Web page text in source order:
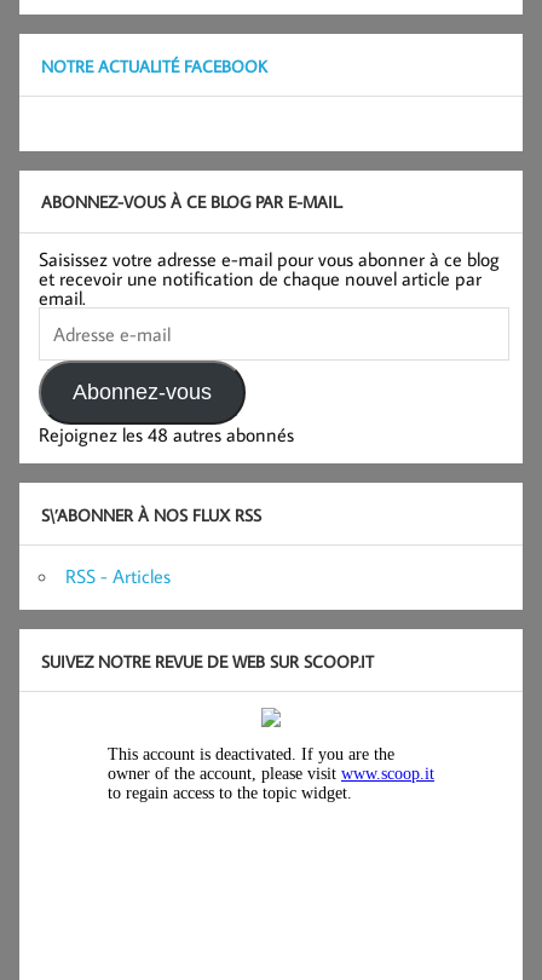
NOTRE ACTUALITÉ FACEBOOK
ABONNEZ-VOUS À CE BLOG PAR E-MAIL.
Saisissez votre adresse e-mail pour vous abonner à ce blog
et recevoir une notification de chaque nouvel article par
email.
Adresse
e-
mail
Abonnez-vous
Rejoignez les 48 autres abonnés
S\’ABONNER À NOS FLUX RSS
RSS - Articles
SUIVEZ NOTRE REVUE DE WEB SUR SCOOP.IT